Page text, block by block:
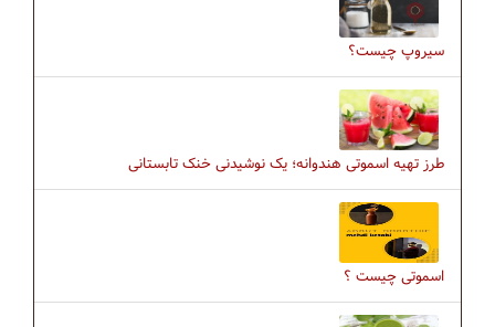
سیروپ چیست؟
طرز تهیه اسموتی هندوانه؛ یک نوشیدنی خنک تابستانی